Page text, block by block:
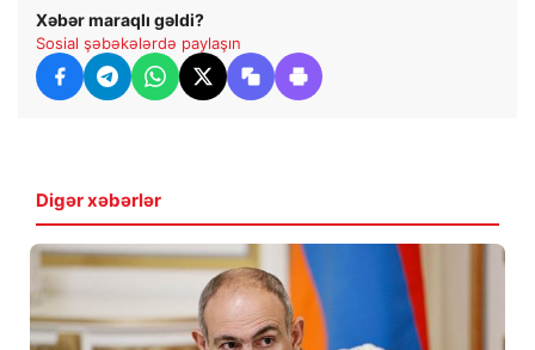
Xəbər maraqlı gəldi?
Sosial şəbəkələrdə paylaşın
Digər xəbərlər